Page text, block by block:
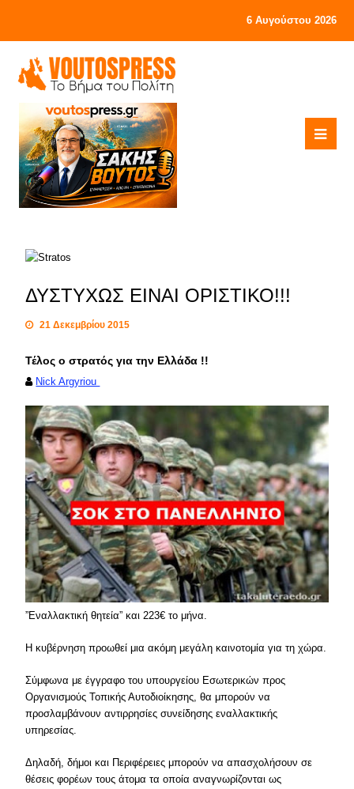
6 Αυγούστου 2026
ΔΥΣΤΥΧΩΣ ΕΙΝΑΙ ΟΡΙΣΤΙΚΟ!!!
21 Δεκεμβρίου 2015
Τέλος ο στρατός για την Ελλάδα !!
Nick Argyriou
”Εναλλακτική θητεία” και 223€ το μήνα.
Η κυβέρνηση προωθεί μια ακόμη μεγάλη καινοτομία για τη χώρα.
Σύμφωνα με έγγραφο του υπουργείου Εσωτερικών προς
Οργανισμούς Τοπικής Αυτοδιοίκησης, θα μπορούν να
προσλαμβάνουν αντιρρησίες συνείδησης εναλλακτικής
υπηρεσίας.
Δηλαδή, δήμοι και Περιφέρειες μπορούν να απασχολήσουν σε
θέσεις φορέων τους άτομα τα οποία αναγνωρίζονται ως